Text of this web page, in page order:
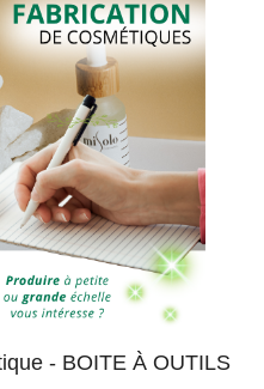
À OUTILS